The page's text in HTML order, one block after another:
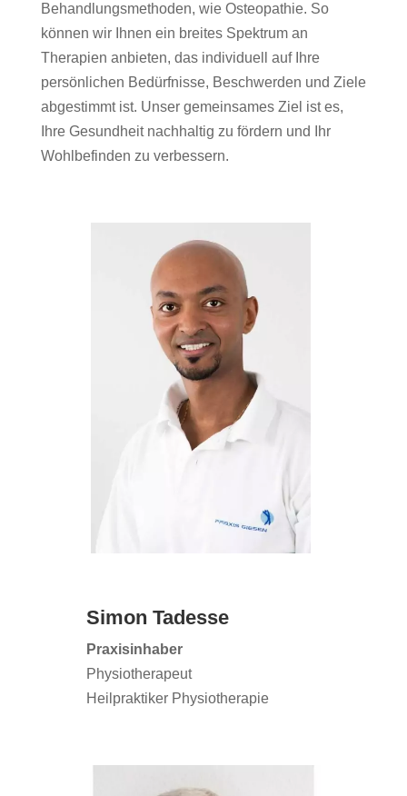
Behandlungsmethoden, wie Osteopathie. So
können wir Ihnen ein breites Spektrum an
Therapien anbieten, das individuell auf Ihre
persönlichen Bedürfnisse, Beschwerden und Ziele
abgestimmt ist. Unser gemeinsames Ziel ist es,
Ihre Gesundheit nachhaltig zu fördern und Ihr
Wohlbefinden zu verbessern.
Simon Tadesse
Praxisinhaber
Physiotherapeut
Heilpraktiker Physiotherapie